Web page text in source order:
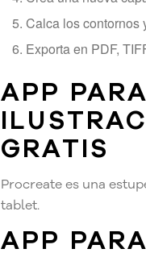
Calca los contornos
Exporta en PDF,
APP
GRATIS
Procreate es una
tablet.
APP